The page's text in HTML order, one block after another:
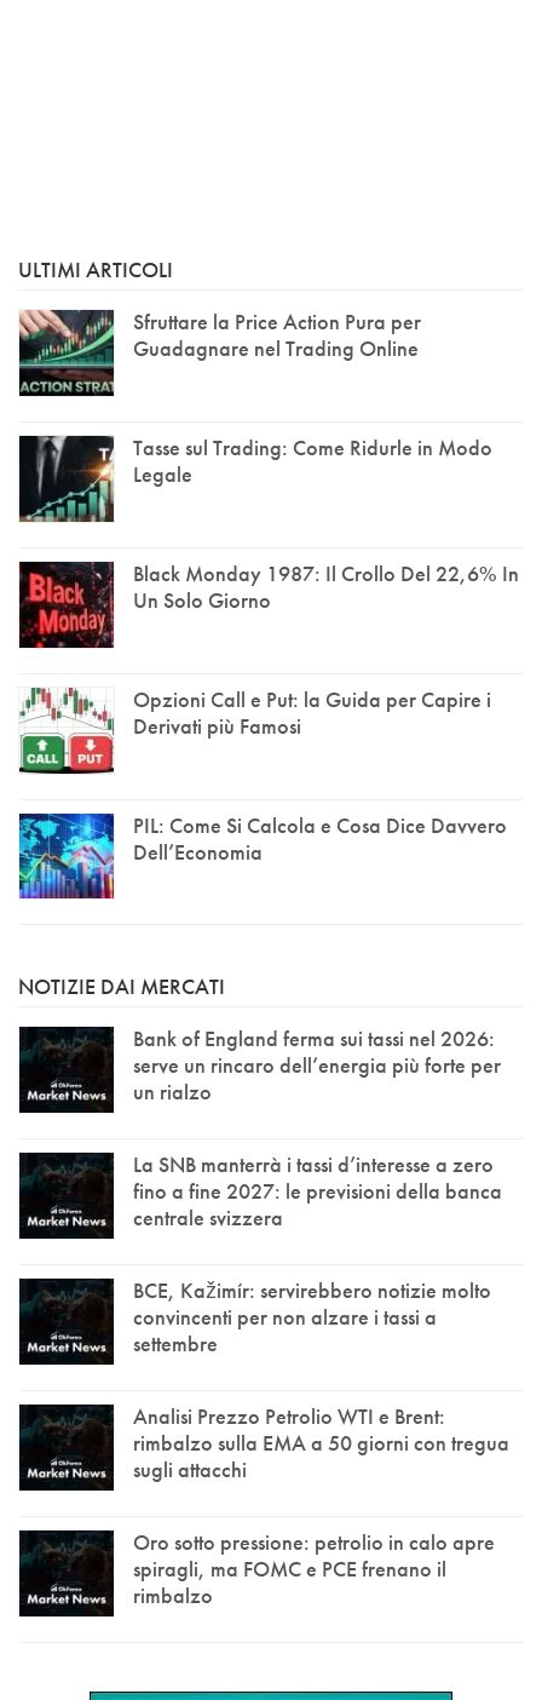
ULTIMI ARTICOLI
Sfruttare la Price Action Pura per
Guadagnare nel Trading Online
Tasse sul Trading: Come Ridurle in Modo
Legale
Black Monday 1987: Il Crollo Del 22,6% In
Un Solo Giorno
Opzioni Call e Put: la Guida per Capire i
Derivati più Famosi
PIL: Come Si Calcola e Cosa Dice Davvero
Dell’Economia
NOTIZIE DAI MERCATI
Bank of England ferma sui tassi nel 2026:
serve un rincaro dell’energia più forte per
un rialzo
La SNB manterrà i tassi d’interesse a zero
fino a fine 2027: le previsioni della banca
centrale svizzera
BCE, Kažimír: servirebbero notizie molto
convincenti per non alzare i tassi a
settembre
Analisi Prezzo Petrolio WTI e Brent:
rimbalzo sulla EMA a 50 giorni con tregua
sugli attacchi
Oro sotto pressione: petrolio in calo apre
spiragli, ma FOMC e PCE frenano il
rimbalzo